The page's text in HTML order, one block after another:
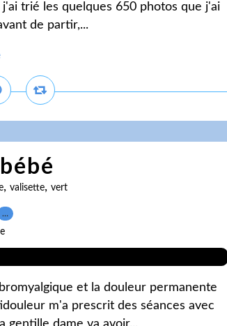
trié les quelques 650 photos que j'ai
de partir,...
, valisette, vert
…
et la douleur permanente
m'a prescrit des séances avec